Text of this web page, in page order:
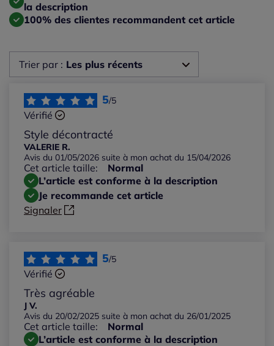
la description
100% des clientes recommandent cet article
Trier par : Les plus récents
Les plus récents
Les plus anciens
Notes les plus élevées
Notes les plus basses
5/5
Vérifié
Style décontracté
VALERIE R.
Avis du 01/05/2026 suite à mon achat du 15/04/2026
Cet article taille:
Normal
L’article est conforme à la description
Je recommande cet article
Signaler
5/5
Vérifié
Très agréable
J V.
Avis du 20/02/2025 suite à mon achat du 26/01/2025
Cet article taille:
Normal
L’article est conforme à la description